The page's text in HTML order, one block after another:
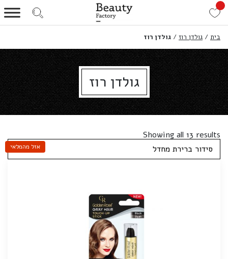
בית / גולדן רוז / גולדן רוז
גולדן רוז
Showing all 13 results